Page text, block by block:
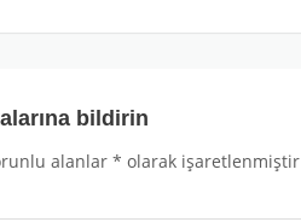
bildirin
alanlar * olarak işaretlenmiştir